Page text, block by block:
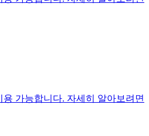
가능합니다. 자세히 알아보려면